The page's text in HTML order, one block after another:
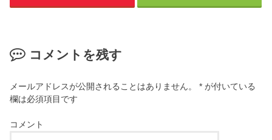
コメントを残す
メールアドレスが公開されることはありません。 * が付いている
欄は必須項目です
コメント